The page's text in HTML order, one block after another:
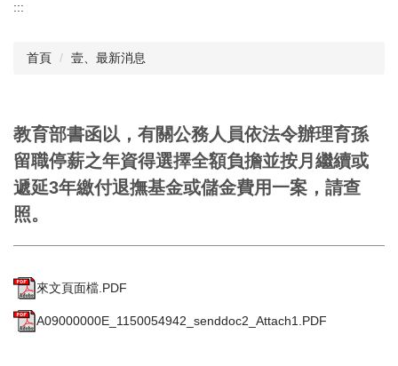
:::
首頁 壹、最新消息
教育部書函以，有關公務人員依法令辦理育孫
留職停薪之年資得選擇全額負擔並按月繼續或
遞延3年繳付退撫基金或儲金費用一案，請查
照。
來文頁面檔.PDF
A09000000E_1150054942_senddoc2_Attach1.PDF